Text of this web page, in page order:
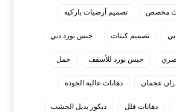
مخصص تصميم أرضيات باركيه
تصميم كبتات جبس بورد دبي
جبس بورد للأسقف جمل
عجمان دهانات عالية الجودة
دهانات فلل ديكور بديل الخشب